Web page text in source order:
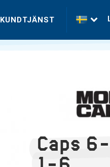
KUNDTJÄNST
Caps